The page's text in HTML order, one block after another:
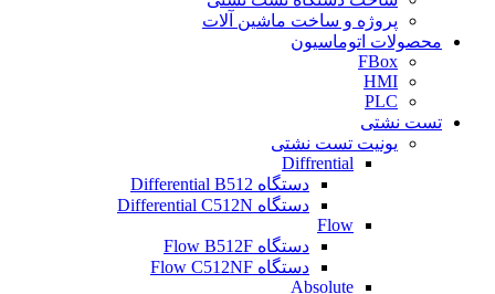
پروژه و ساخت ماشین آلات
محصولات اتوماسیون
FBox
HMI
PLC
تست نشتی
یونیت تست نشتی
Diffrential
دستگاه Differential B512
دستگاه Differential C512N
Flow
دستگاه Flow B512F
دستگاه Flow C512NF
Absolute